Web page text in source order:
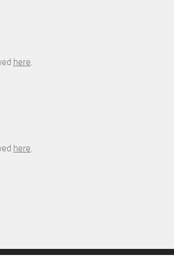
here.
here.